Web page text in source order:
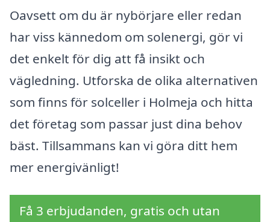
Oavsett om du är nybörjare eller redan
har viss kännedom om solenergi, gör vi
det enkelt för dig att få insikt och
vägledning. Utforska de olika alternativen
som finns för solceller i Holmeja och hitta
det företag som passar just dina behov
bäst. Tillsammans kan vi göra ditt hem
mer energivänligt!
Få 3 erbjudanden, gratis och utan